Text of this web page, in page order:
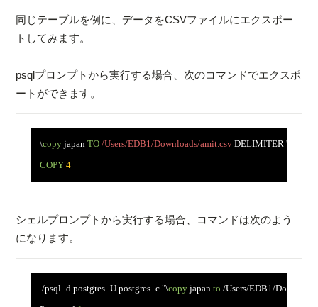
同じテーブルを例に、データをCSVファイルにエクスポー
トしてみます。
psqlプロンプトから実行する場合、次のコマンドでエクスポ
ートができます。
\copy japan TO /Users/EDB1/Downloads/amit.csv DELIMITER '
COPY 4
シェルプロンプトから実行する場合、コマンドは次のよう
になります。
./psql -d postgres -U postgres -c "\copy japan to /Users/EDB1/